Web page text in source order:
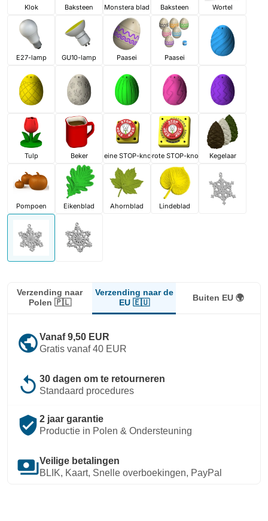
Klok Baksteen Monstera blad Baksteen Wortel
E27-lamp GU10-lamp Paasei Paasei
Tulp Beker Kleine STOP-knopGrote STOP-knop Kegelaar
Pompoen Eikenblad Ahornblad Lindeblad
Verzending naar
Polen 🇵🇱
Verzending naar de
EU 🇪🇺
Buiten EU 🌍
publicVanaf 9,50 EUR
Gratis vanaf 40 EUR
replay 30 dagen om te retourneren
Standaard procedures
verified_user 2 jaar garantie
Productie in Polen & Ondersteuning
paymentsVeilige betalingen
BLIK, Kaart, Snelle overboekingen, PayPal